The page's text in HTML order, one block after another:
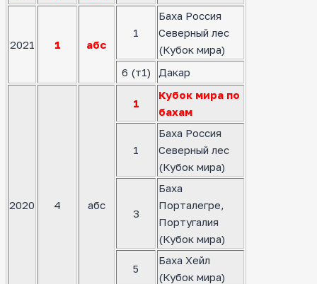
2021 1 абс
1
Баха Россия
Северный лес
(Кубок мира)
6 (т1)
Дакар
2020 4 абс
1
Кубок мира по
бахам
1
Баха Россия
Северный лес
(Кубок мира)
3
Баха
Порталегре,
Португалия
(Кубок мира)
5
Баха Хейл
(Кубок мира)